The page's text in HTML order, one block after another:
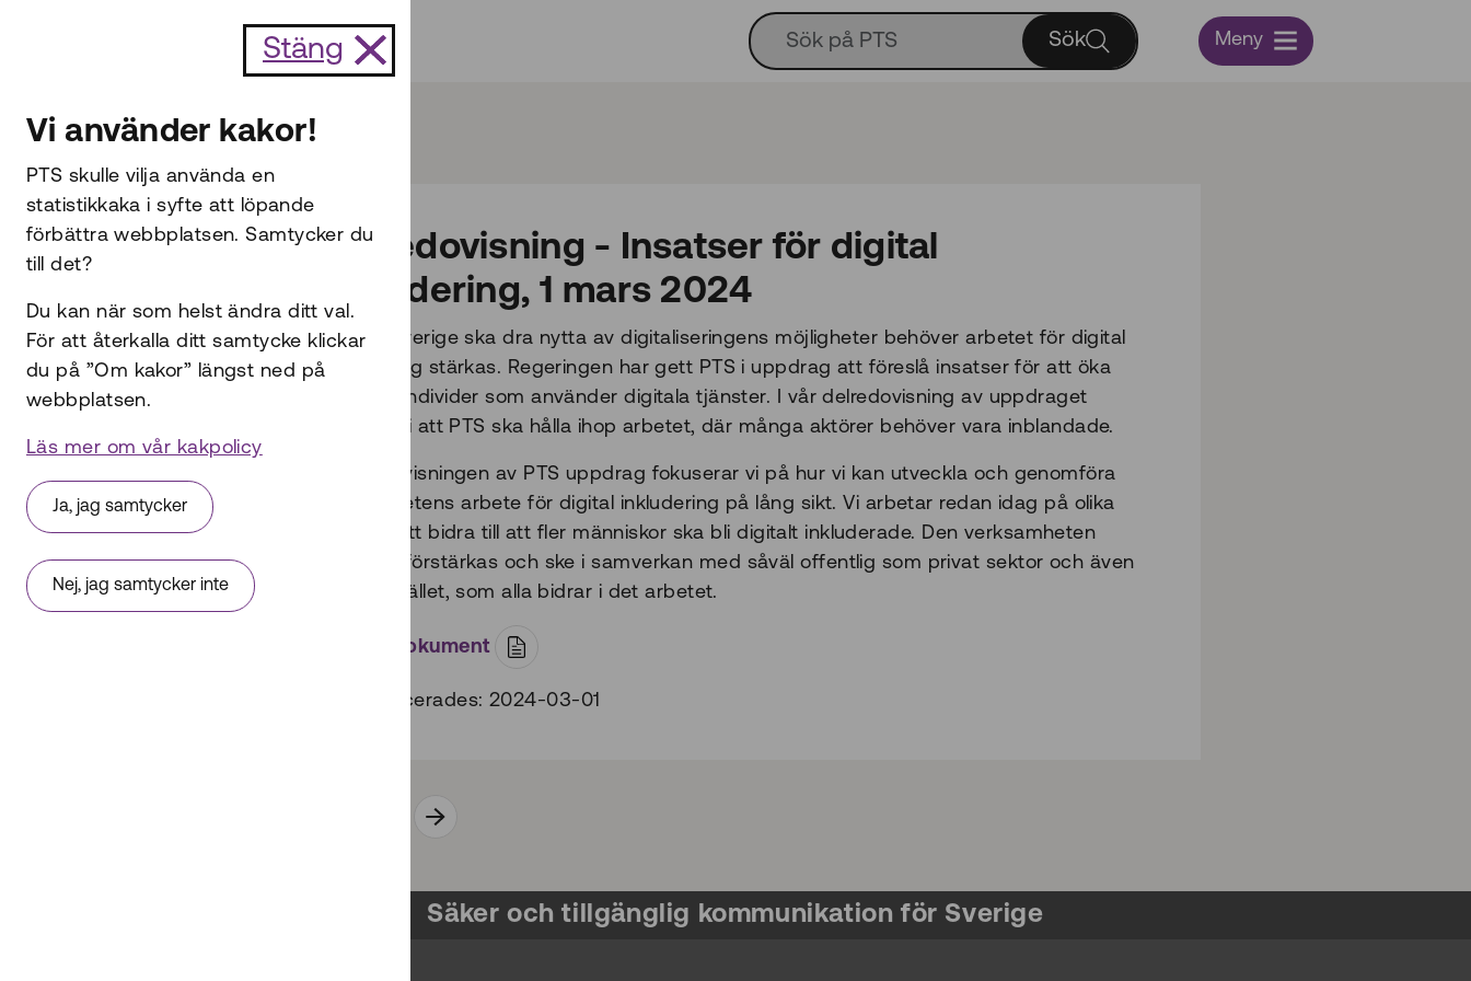
Sök Meny
Delredovisning - Insatser för digital
inkludering, 1 mars 2024
För att Sverige ska dra nytta av digitaliseringens möjligheter behöver arbetet för digital
inkludering stärkas. Regeringen har gett PTS i uppdrag att föreslå insatser för att öka
andelen individer som använder digitala tjänster. I vår delredovisning av uppdraget
föreslår vi att PTS ska hålla ihop arbetet, där många aktörer behöver vara inblandade.
I delredovisningen av PTS uppdrag fokuserar vi på hur vi kan utveckla och genomföra
myndighetens arbete för digital inkludering på lång sikt. Vi arbetar redan idag på olika
sätt för att bidra till att fler människor ska bli digitalt inkluderade. Den verksamheten
behöver förstärkas och ske i samverkan med såväl offentlig som privat sektor och även
civilsamhället, som alla bidrar i det arbetet.
Öppna dokument
Publicerades: 2024-03-01
Säker och tillgänglig kommunikation för Sverige
Stäng
Vi använder kakor!
PTS skulle vilja använda en
statistikkaka i syfte att löpande
förbättra webbplatsen. Samtycker du
till det?
Du kan när som helst ändra ditt val.
För att återkalla ditt samtycke klickar
du på ”Om kakor” längst ned på
webbplatsen.
Läs mer om vår kakpolicy
Ja, jag samtycker
Nej, jag samtycker inte